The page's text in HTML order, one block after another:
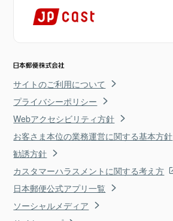
サイトのご利用について
プライバシーポリシー
Webアクセシビリティ方針
お客さま本位の業務運営に関する基本方針
勧誘方針
カスタマーハラスメントに関する考え方
日本郵便公式アプリ一覧
ソーシャルメディア